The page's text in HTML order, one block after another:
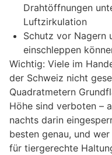
Drahtöffnungen
Luftzirkulation
Schutz vor Nagern
einschleppen
Wichtig: Viele im
der Schweiz nicht
Quadratmetern
Höhe sind verboten –
nachts darin
besten genau, und
für tiergerechte